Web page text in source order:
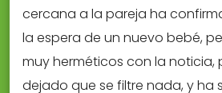
cercana a la pareja ha
la espera de un nuevo bebé,
muy herméticos con la noticia,
dejado que se filtre nada, y ha